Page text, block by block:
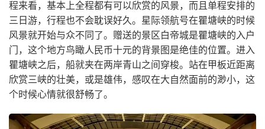
程来看，基本上全程都有可以欣赏的风景，而且单程安排的
三日游，行程也不会耽误好久。星际领航号在瞿塘峡的时候
风景就开始与众不同了。赠送的景区白帝城是瞿塘峡的入户
门，这个地方鸟瞰人民币十元的背景图是绝佳的位置。进入
瞿塘峡之后，船就夹在两岸青山之间穿梭。站在甲板近距离
欣赏三峡的壮美，或是雄伟，感叹在大自然面前的渺小，这
个时候心情就很舒畅了。